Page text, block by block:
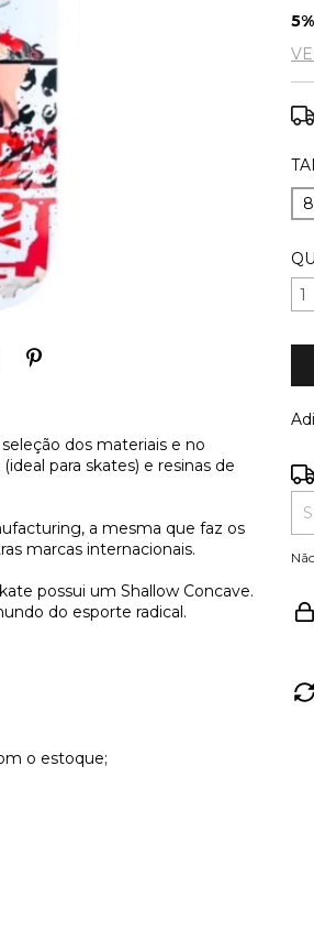
dos materiais e no
para skates) e resinas de
a mesma que faz os
marcas internacionais.
possui um Shallow Concave.
do esporte radical.
o estoque;